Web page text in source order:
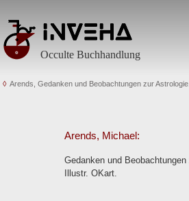
Occulte Buchhandlung
Arends, Gedanken und Beobachtungen zur Astrologie.
Arends, Michael:
Gedanken und
Illustr. OKart.